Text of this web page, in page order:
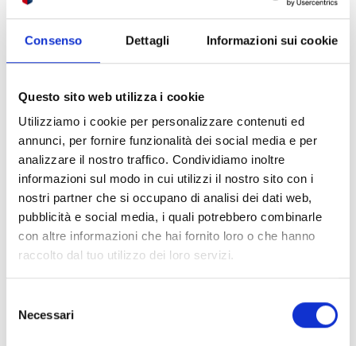
Consenso Dettagli Informazioni sui cookie
Questo sito web utilizza i cookie
Utilizziamo i cookie per personalizzare contenuti ed
annunci, per fornire funzionalità dei social media e per
analizzare il nostro traffico. Condividiamo inoltre
informazioni sul modo in cui utilizzi il nostro sito con i
nostri partner che si occupano di analisi dei dati web,
pubblicità e social media, i quali potrebbero combinarle
con altre informazioni che hai fornito loro o che hanno
raccolto dal tuo utilizzo dei loro servizi.
delNecessari
Palloni